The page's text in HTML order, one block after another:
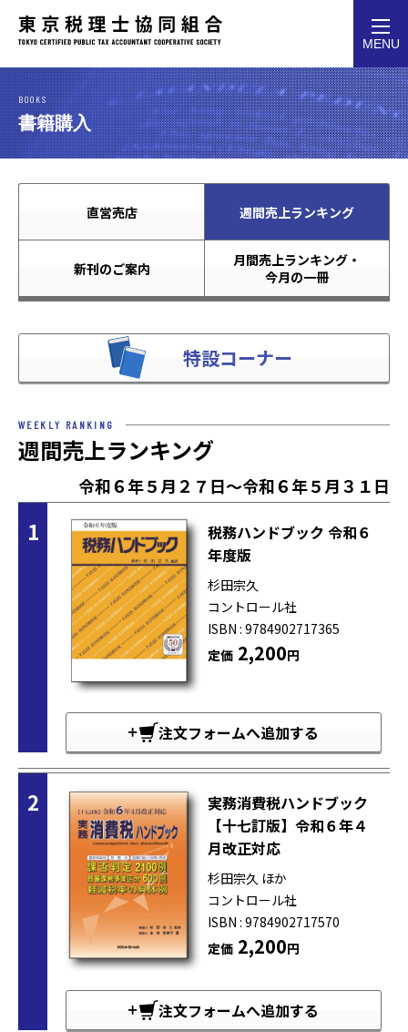
MENU
BOOKS
書籍購入
直営売店 週間売上ランキング
新刊のご案内
月間売上ランキング・
今月の一冊
特設コーナー
WEEKLY RANKING
週間売上ランキング
令和６年５月２７日～令和６年５月３１日
1
税務ハンドブック 令和６
年度版
杉田宗久
コントロール社
ISBN : 9784902717365
定価2,200円
注文フォームへ追加する
2
実務消費税ハンドブック
【十七訂版】令和６年４
月改正対応
杉田宗久 ほか
コントロール社
ISBN : 9784902717570
定価2,200円
注文フォームへ追加する